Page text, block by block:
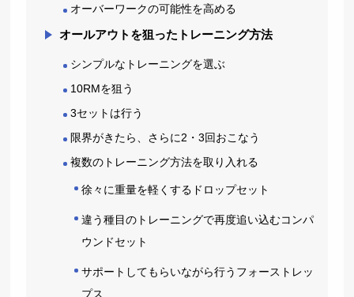
オーバーワークの可能性を高める
オールアウトを狙ったトレーニング方法
シンプルなトレーニングを選ぶ
10RMを狙う
3セットは行う
限界がきたら、さらに2・3回おこなう
複数のトレーニング方法を取り入れる
徐々に重量を軽くするドロップセット
違う種目のトレーニングで再度追い込むコンパ
ウンドセット
サポートしてもらいながら行うフォーストレッ
プス